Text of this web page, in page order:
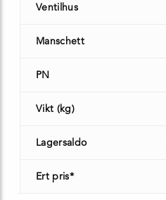
Ventilhus
Manschett
PN
Vikt (kg)
Lagersaldo
Ert pris*